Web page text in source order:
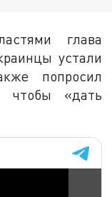
глава
устали
попросил
чтобы «дать